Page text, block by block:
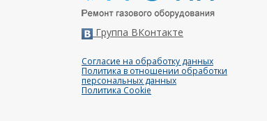
Группа ВКонтакте
Согласие на обработку данных
Политика в отношении обработки
персональных данных
Политика Cookie